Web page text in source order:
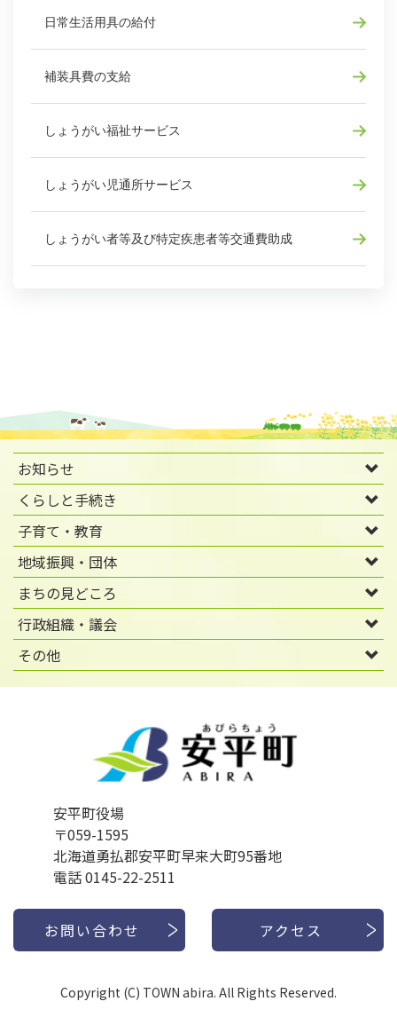
日常生活用具の給付
補装具費の支給
しょうがい福祉サービス
しょうがい児通所サービス
しょうがい者等及び特定疾患者等交通費助成
お知らせ
くらしと手続き
子育て・教育
地域振興・団体
まちの見どころ
行政組織・議会
その他
安平町役場
〒059-1595
北海道勇払郡安平町早来大町95番地
電話 0145-22-2511
お問い合わせ アクセス
Copyright (C) TOWN abira. All Rights Reserved.